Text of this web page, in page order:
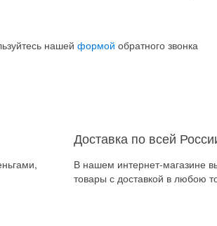
нашей формой обратного звонка
Доставка по всей
В нашем интернет-магазине
товары с доставкой в любою